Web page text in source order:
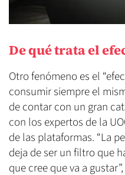
De qué trata el
Otro fenómeno es el
consumir siempre el
de contar con un gran
con los expertos de la
de las plataformas. “La
deja de ser un filtro que
que cree que va a